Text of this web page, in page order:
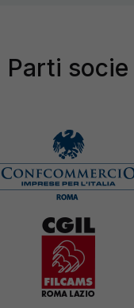
Parti socie